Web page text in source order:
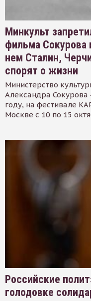
Минкульт
фильма Сокурова
нем Сталин,
спорят о жизни
Министерство
Александра
году, на фестивале
Москве с 10 по 15
Российские
голодовке